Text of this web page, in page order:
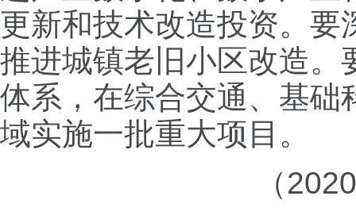
更新和技术改造投资。要
推进城镇老旧小区改造。
体系，在综合交通、基础
域实施一批重大项目。
（